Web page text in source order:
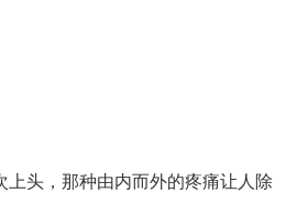
头，那种由内而外的疼痛让人除